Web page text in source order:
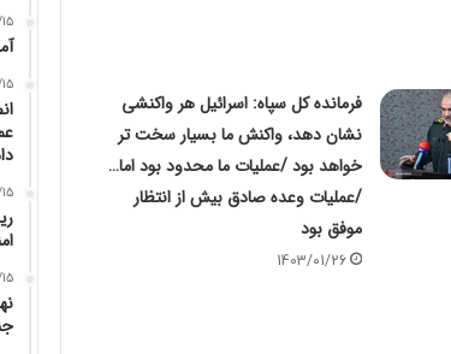
فرمانده کل سپاه: اسرائیل هر واکنشی
نشان دهد، واکنش ما بسیار سخت تر
خواهد بود /عملیات ما محدود بود اما…
/عملیات وعده صادق بیش از انتظار
موفق بود
1403/01/26